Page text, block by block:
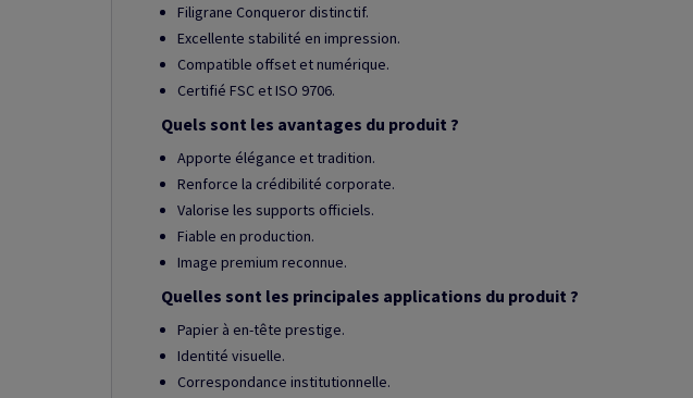
Filigrane Conqueror distinctif.
Excellente stabilité en impression.
Compatible offset et numérique.
Certifié FSC et ISO 9706.
Quels sont les avantages du produit ?
Apporte élégance et tradition.
Renforce la crédibilité corporate.
Valorise les supports officiels.
Fiable en production.
Image premium reconnue.
Quelles sont les principales applications du produit ?
Papier à en-tête prestige.
Identité visuelle.
Correspondance institutionnelle.